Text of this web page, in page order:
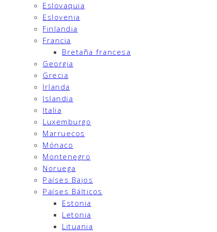
Eslovaquia
Eslovenia
Finlandia
Francia
Bretaña francesa
Georgia
Grecia
Irlanda
Islandia
Italia
Luxemburgo
Marruecos
Mónaco
Montenegro
Noruega
Países Bajos
Países Bálticos
Estonia
Letonia
Lituania